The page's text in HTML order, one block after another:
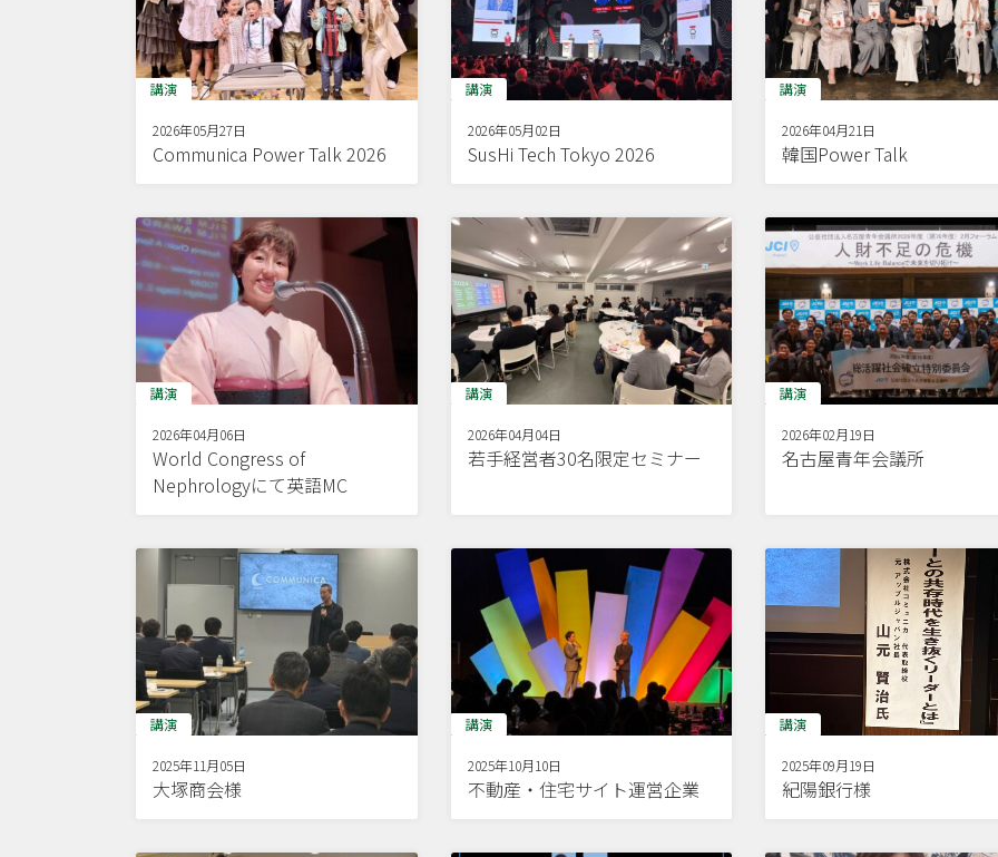
講演
2026年05月27日
Communica Power Talk 2026
講演
2026年05月02日
SusHi Tech Tokyo 2026
講演
2026年04月21日
韓国Power Talk
講演
2026年04月06日
World Congress of
Nephrologyにて英語MC
講演
2026年04月04日
若手経営者30名限定セミナー
講演
2026年02月19日
名古屋青年会議所
講演
2025年11月05日
大塚商会様
講演
2025年10月10日
不動産・住宅サイト運営企業
講演
2025年09月19日
紀陽銀行様